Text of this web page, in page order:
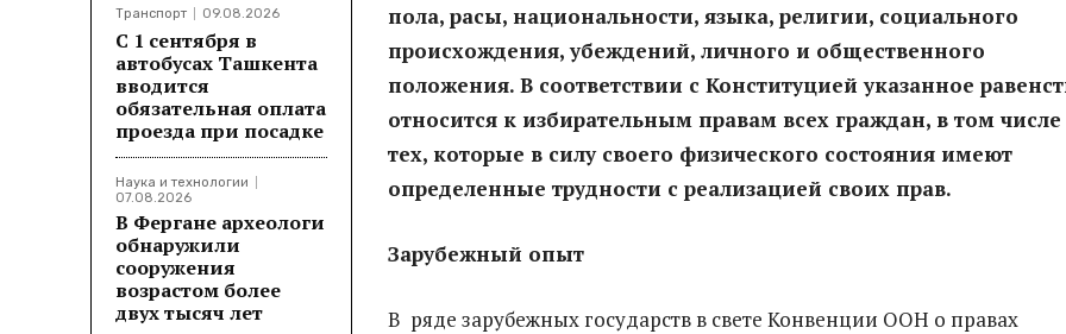
Транспорт 09.08.2026
С 1 сентября в
автобусах Ташкента
вводится
обязательная оплата
проезда при посадке
Наука и технологии
07.08.2026
В Фергане археологи
обнаружили
сооружения
возрастом более
двух тысяч лет
пола, расы, национальности, языка, религии, социального
происхождения, убеждений, личного и общественного
положения. В соответствии с Конституцией указанное
относится к избирательным правам всех граждан, в том числе
тех, которые в силу своего физического состояния имеют
определенные трудности с реализацией своих прав.
Зарубежный опыт
В ряде зарубежных государств в свете Конвенции ООН о правах